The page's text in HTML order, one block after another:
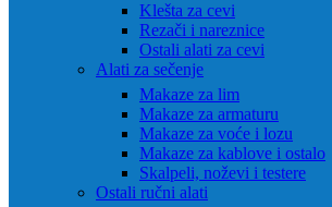
Klešta za cevi
Rezači i nareznice
Ostali alati za cevi
Alati za sečenje
Makaze za lim
Makaze za armaturu
Makaze za voće i lozu
Makaze za kablove i ostalo
Skalpeli, noževi i testere
Ostali ručni alati